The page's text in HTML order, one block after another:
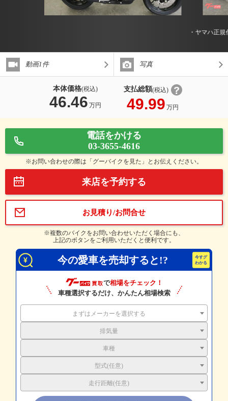
・ヤマハ正
動画1件 写真
本体価格(税込)
46.46 万円
支払総額(税込)
49.99 万円
電話をかける
03-3655-4616
※お問い合わせの際は「グーバイクを見た」とお伝えください。
来店を予約する
お見積り/お問合せ
※複数のバイクをお問い合わせいただく場合にも、
上記のボタンをご利用いただくと便利です。
今の愛車を売却すると!?
で相場をチェック！
車種選択するだけ、かんたん相場検索
まずはメーカーを選択する
排気量
車種
型式(任意)
走行距離(任意)